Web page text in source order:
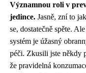
Významnou roli v
jedince. Jasně, zní to
se, dostatečně spěte.
systém je úžasný
péči. Zkusili jste někdy
že pravidelná